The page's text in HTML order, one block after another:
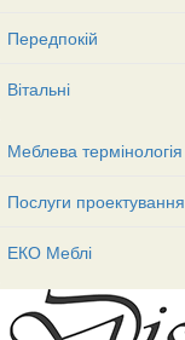
Передпокій
Вітальні
Меблева термінологія
Послуги проектування
ЕКО Меблі